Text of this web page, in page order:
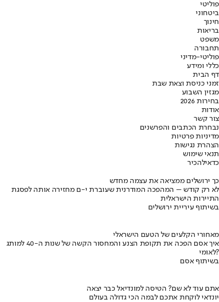
פוליטי
ביטחוני
חינוך
בריאות
משפט
תחבורה
פוליטי-מדיני
כללי ומידע
דף הבית
זמני כניסת וצאת שבת
מגזין השבוע
בחירות 2026
אודות
צור קשר
נבחרת הכתבים והפרשנים
מדיניות פרטיות
הצהרת נגישות
תנאי שימוש
כדאילהכיר
כך ירושלים ממציאה את עצמה מחדש
לא רק קודש – המהפכה המודרנית שעוברת י-ם מחזירה אותה לפסגת
התיירות הישראלית
בשיתוף עיריית ירושלים
מאחורי הקלעים של הטעם הישראלי
איך אסם הפכה את תקופת הצנע והמחסור הקשה של שנות ה-40 למותג
לאומי?
בשיתוף אסם
אתם עוד לא שם? הטיסה למונדיאל כבר יצאה
יונדאי לוקחת אתכם לבמה הכי גדולה בעולם